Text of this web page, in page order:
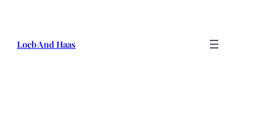
content
Loeb And Haas